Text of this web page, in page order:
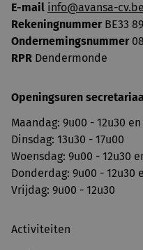
E-mail info@avansa-cv.be
Rekeningnummer BE33
Ondernemingsnummer
RPR Dendermonde
Openingsuren
Maandag: 9u00 - 12u30
Dinsdag: 13u30 - 17u00
Woensdag: 9u00 - 12u30
Donderdag: 9u00 - 12u30
Vrijdag: 9u00 - 12u30
Activiteiten